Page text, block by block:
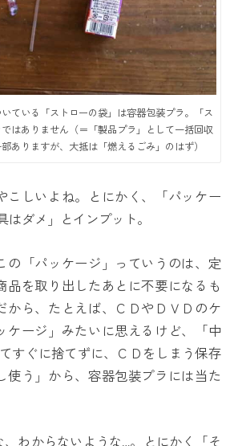
ている「ストローの袋」は容器包装プラ。「ス
はありません（＝「製品プラ」として一括回収
ありますが、大抵は「燃えるごみ」のはず）
こしいよね。とにかく、「パッケー
はダメ」とインプット。
の「パッケージ」っていうのは、定
品を取り出したあとに不要になるも
から、たとえば、ＣＤやＤＶＤのケ
ケージ」みたいに思えるけど、「中
すぐに捨てずに、ＣＤをしまう保存
使う」から、容器包装プラには当た